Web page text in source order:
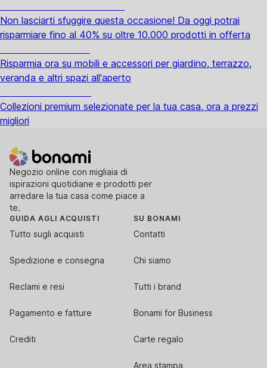
Non lasciarti sfuggire questa occasione! Da oggi potrai
risparmiare fino al 40% su oltre 10.000 prodotti in offerta
Risparmia ora su mobili e accessori per giardino, terrazzo,
veranda e altri spazi all'aperto
Collezioni premium selezionate per la tua casa, ora a prezzi
migliori
Negozio online con migliaia di
ispirazioni quotidiane e prodotti per
arredare la tua casa come piace a
te.
GUIDA AGLI ACQUISTI
Tutto sugli acquisti
Spedizione e consegna
Reclami e resi
Pagamento e fatture
Crediti
SU BONAMI
Contatti
Chi siamo
Tutti i brand
Bonami for Business
Carte regalo
Area stampa